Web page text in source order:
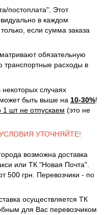
постоплата". Этот
в каждом
если сумма заказа
обязательную
расходы в
случаях
быть выше на 10-30%!
шт не отпускаем (это не
УТОЧНЯЙТЕ!
возможна доставка
или ТК "Новая Почта".
500 грн. Перевозчики - по
осуществляется ТК
для Вас перевозчиком